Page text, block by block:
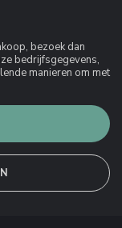
bezoek dan
bedrijfsgegevens,
manieren om met